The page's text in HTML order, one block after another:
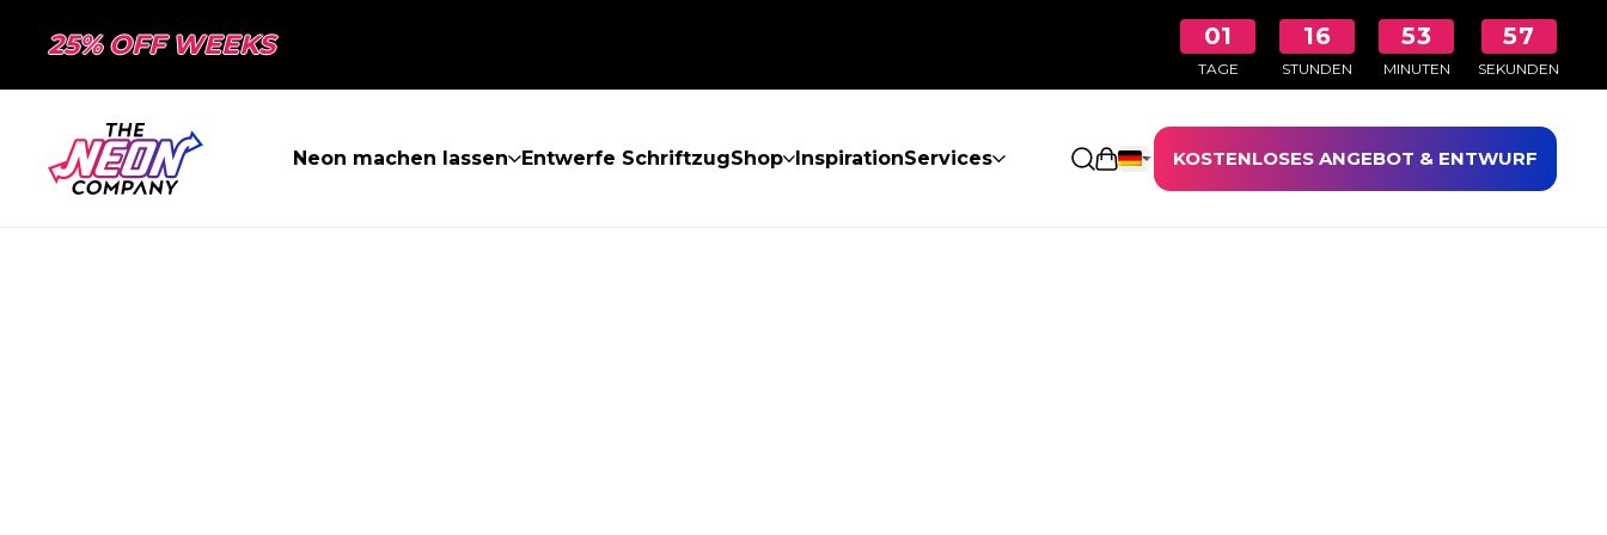
25% OFF WEEKS 01
TAGE
16
STUNDEN
53
MINUTEN
57
SEKUNDEN
Neon machen lassen Entwerfe SchriftzugShop InspirationServices Einkaufswagen öffnen
KOSTENLOSES ANGEBOT & ENTWURF